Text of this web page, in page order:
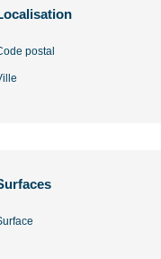
postal